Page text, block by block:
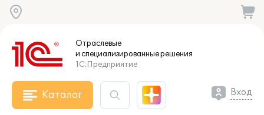
Отраслевые
и специализированныерешения
1С:Предприятие
Каталог Вход